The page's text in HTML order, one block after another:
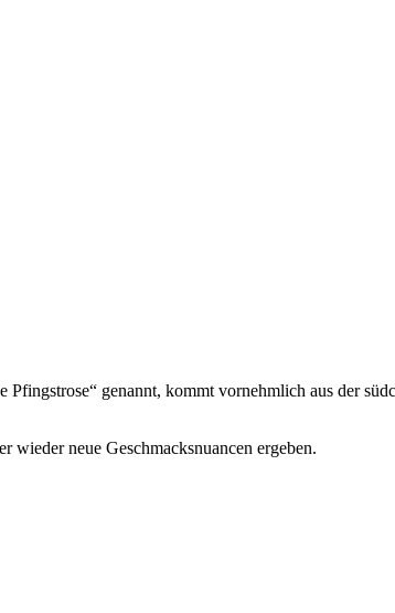
Pfingstrose“ genannt, kommt vornehmlich aus der
wieder neue Geschmacksnuancen ergeben.